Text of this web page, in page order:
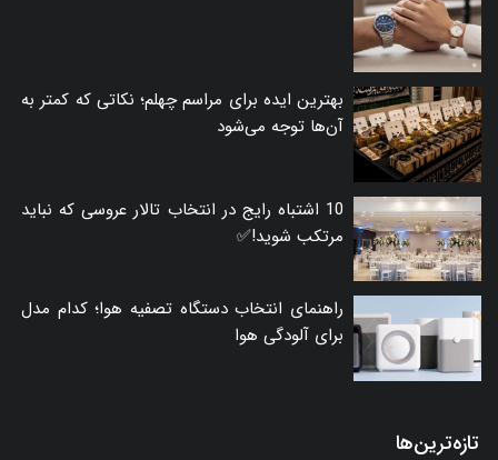
بهترین ایده برای مراسم چهلم؛ نکاتی که کمتر به
آن‌ها توجه می‌شود
10 اشتباه رایج در انتخاب تالار عروسی که نباید
مرتکب شوید!✅
راهنمای انتخاب دستگاه تصفیه هوا؛ کدام مدل
برای آلودگی هوا
تازه‌ترین‌ها